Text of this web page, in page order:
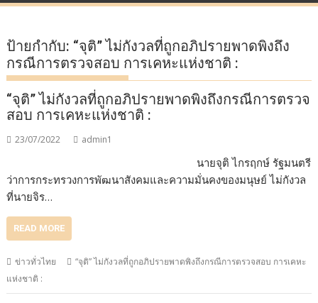
ป้ายกำกับ: “จุติ” ไม่กังวลที่ถูกอภิปรายพาดพิงถึง
กรณีการตรวจสอบ การเคหะแห่งชาติ :
“จุติ” ไม่กังวลที่ถูกอภิปรายพาดพิงถึงกรณีการตรวจ
สอบ การเคหะแห่งชาติ :
23/07/2022 admin1
นายจุติ ไกรฤกษ์ รัฐมนตรี
ว่าการกระทรวงการพัฒนาสังคมและความมั่นคงของมนุษย์ ไม่กังวล
ที่นายจิร…
READ MORE
ข่าวทั่วไทย
“จุติ” ไม่กังวลที่ถูกอภิปรายพาดพิงถึงกรณีการตรวจสอบ การเคหะ
แห่งชาติ :